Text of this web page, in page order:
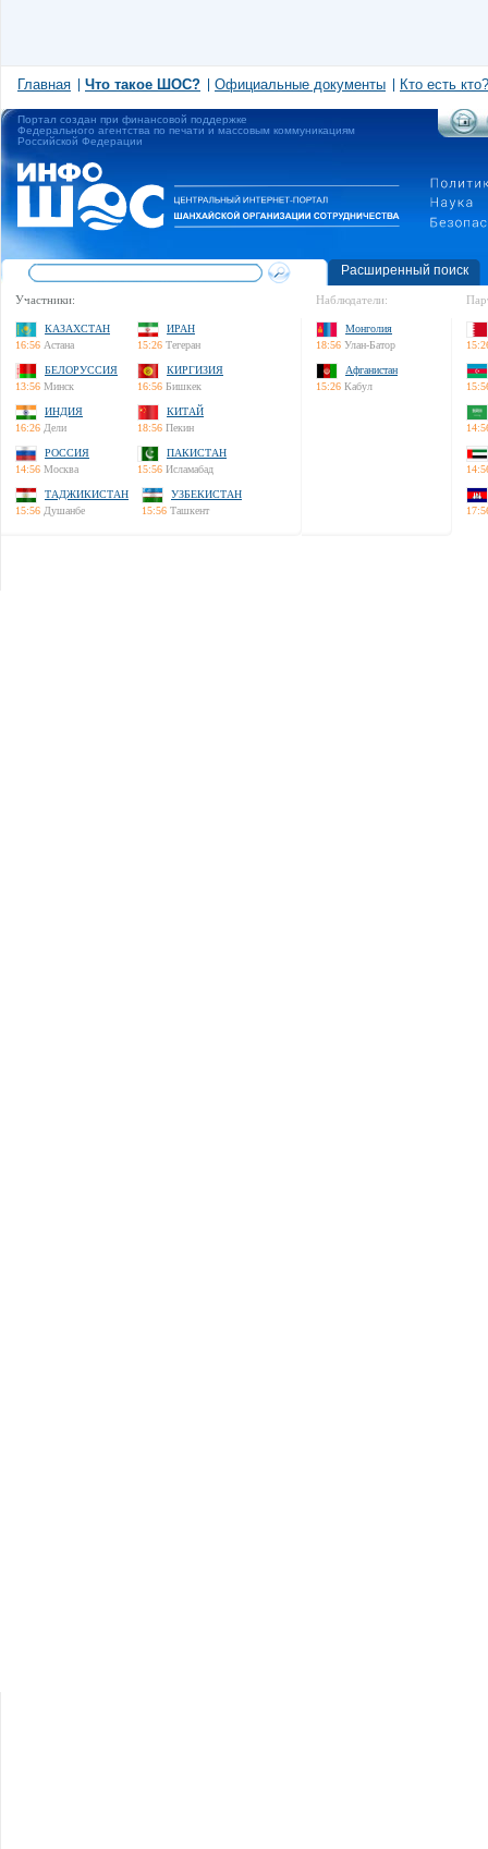
Главная Что такое ШОС? Официальные документы Кто есть кто?
Портал создан при финансовой поддержке
Федерального агентства по печати и массовым коммуникациям
Российской Федерации
Расширенный поиск
Участники:
КАЗАХСТАН
16:56 Астана
ИРАН
15:26 Тегеран
БЕЛОРУССИЯ
13:56 Минск
КИРГИЗИЯ
16:56 Бишкек
ИНДИЯ
16:26 Дели
КИТАЙ
18:56 Пекин
РОССИЯ
14:56 Москва
ПАКИСТАН
15:56 Исламабад
ТАДЖИКИСТАН
15:56 Душанбе
УЗБЕКИСТАН
15:56 Ташкент
Наблюдатели:
Монголия
18:56 Улан-Батор
Афганистан
15:26 Кабул